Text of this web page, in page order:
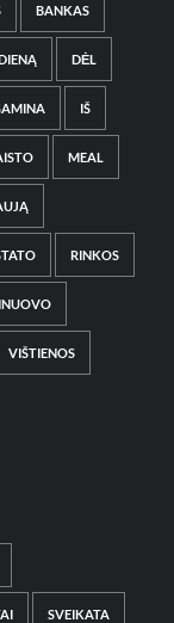
BANKAS
DĖL
IŠ
MEAL
RINKOS
VIŠTIENOS
SVEIKATA